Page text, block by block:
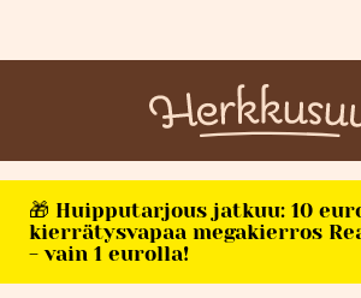
🎁 Huipputarjous jatkuu: 10
kierrätysvapaa megakierros
- vain 1 eurolla!